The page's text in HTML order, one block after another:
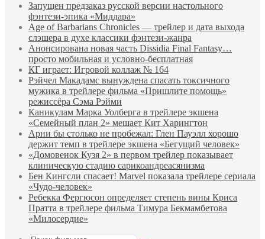
Запущен предзаказ русской версии настольного
фэнтези-эпика «Миддара»
Age of Barbarians Chronicles — трейлер и дата выхода
слэшера в духе классики фэнтези-жанра
Анонсирована новая часть Dissidia Final Fantasy…
просто мобильная и условно-бесплатная
КГ играет: Игровой коллаж № 164
Рэйчел Макадамс вынуждена спасать токсичного
мужика в трейлере фильма «Пришлите помощь»
режиссёра Сэма Рэйми
Каникулам Марка Уолберга в трейлере экшена
«Семейный план 2» мешает Кит Харингтон
Арни бы столько не пробежал: Глен Пауэлл хорошо
держит темп в трейлере экшена «Бегущий человек»
«Домовенок Кузя 2» в первом трейлер показывает
клиническую стадию сарикоандреасянизма
Бен Кингсли спасает! Marvel показала трейлере сериала
«Чудо-человек»
Ребекка Фергюсон определяет степень вины Криса
Пратта в трейлере фильма Тимура Бекмамбетова
«Милосердие»